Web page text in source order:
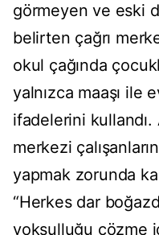
görmeyen ve eski
belirten çağrı
okul çağında
yalnızca maaşı ile
ifadelerini kullandı.
merkezi
yapmak zorunda
“Herkes dar
yoksulluğu çözme